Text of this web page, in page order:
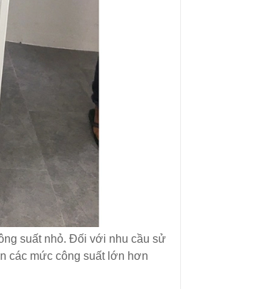
suất nhỏ. Đối với nhu cầu sử
các mức công suất lớn hơn